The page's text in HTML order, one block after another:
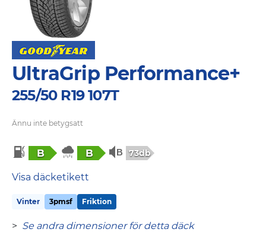
UltraGrip Performance+
255/50 R19 107T
Ännu inte betygsatt
B B 73db
Visa däcketikett
Vinter 3pmsf Friktion
> Se andra dimensioner för detta däck